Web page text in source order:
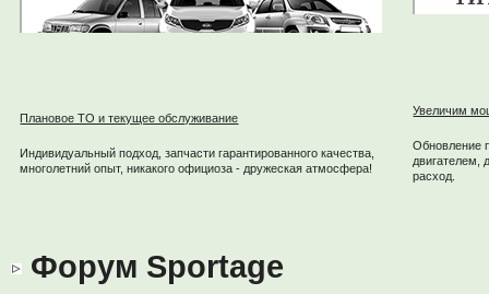
Плановое ТО и текущее обслуживание
Индивидуальный подход, запчасти гарантированного качества,
многолетний опыт, никакого официоза - дружеская атмосфера!
Увеличим
Обновление
двигателем,
расход.
Форум Sportage